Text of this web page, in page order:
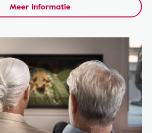
Meer informatie